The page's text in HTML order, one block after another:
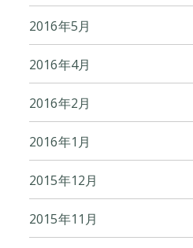
2016年5月
2016年4月
2016年2月
2016年1月
2015年12月
2015年11月